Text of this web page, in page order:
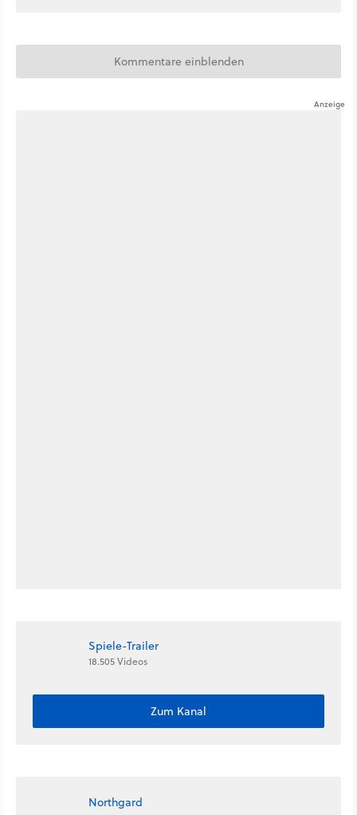
Kommentare einblenden
Spiele-Trailer
18.505 Videos
Zum Kanal
Northgard